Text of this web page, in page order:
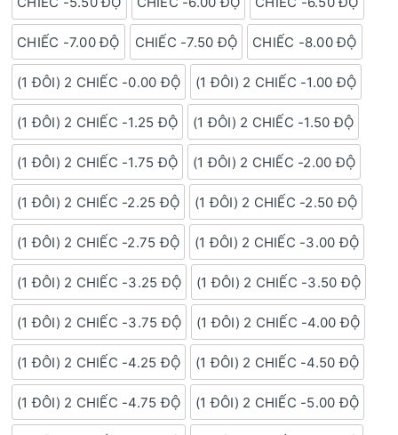
CHIẾC -7.00 ĐỘ CHIẾC -7.50 ĐỘ CHIẾC -8.00 ĐỘ
(1 ĐÔI) 2 CHIẾC -0.00 ĐỘ (1 ĐÔI) 2 CHIẾC -1.00 ĐỘ
(1 ĐÔI) 2 CHIẾC -1.25 ĐỘ (1 ĐÔI) 2 CHIẾC -1.50 ĐỘ
(1 ĐÔI) 2 CHIẾC -1.75 ĐỘ (1 ĐÔI) 2 CHIẾC -2.00 ĐỘ
(1 ĐÔI) 2 CHIẾC -2.25 ĐỘ (1 ĐÔI) 2 CHIẾC -2.50 ĐỘ
(1 ĐÔI) 2 CHIẾC -2.75 ĐỘ (1 ĐÔI) 2 CHIẾC -3.00 ĐỘ
(1 ĐÔI) 2 CHIẾC -3.25 ĐỘ (1 ĐÔI) 2 CHIẾC -3.50 ĐỘ
(1 ĐÔI) 2 CHIẾC -3.75 ĐỘ (1 ĐÔI) 2 CHIẾC -4.00 ĐỘ
(1 ĐÔI) 2 CHIẾC -4.25 ĐỘ (1 ĐÔI) 2 CHIẾC -4.50 ĐỘ
(1 ĐÔI) 2 CHIẾC -4.75 ĐỘ (1 ĐÔI) 2 CHIẾC -5.00 ĐỘ